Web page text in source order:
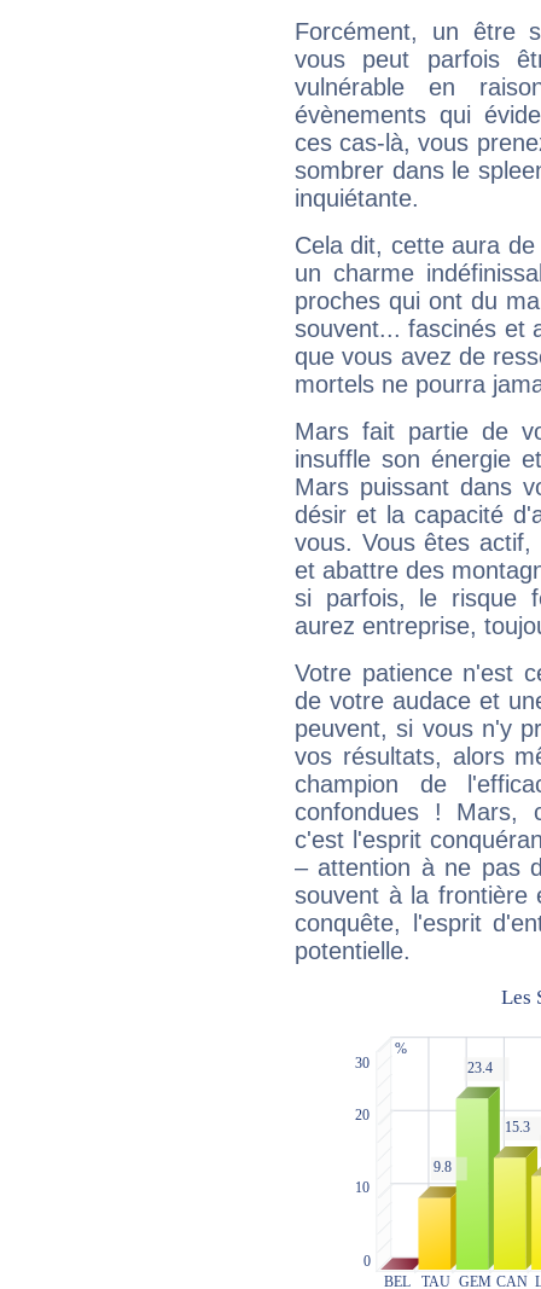
Forcément, un être
vous peut parfois
vulnérable en
évènements qui
ces cas-là, vous
sombrer dans le
inquiétante.
Cela dit, cette aura
un charme
proches qui ont du
souvent... fascinés et
que vous avez de
mortels ne pourra
Mars fait partie de
insuffle son énergie
Mars puissant dans
désir et la capacité
vous. Vous êtes
et abattre des
si parfois, le risque
aurez entreprise,
Votre patience n'est
de votre audace et
peuvent, si vous n'y
vos résultats, alors
champion de
confondues ! Mars,
c'est l'esprit
– attention à ne pas
souvent à la frontière
conquête, l'esprit
potentielle.